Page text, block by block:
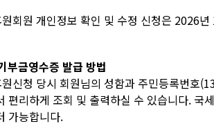
회원 개인정보 확인 및 수정 신청은 2026
부금영수증 발급 방법
신청 당시 회원님의 성함과 주민등록번호
편리하게 조회 및 출력하실 수 있습니다. 국
가능합니다.